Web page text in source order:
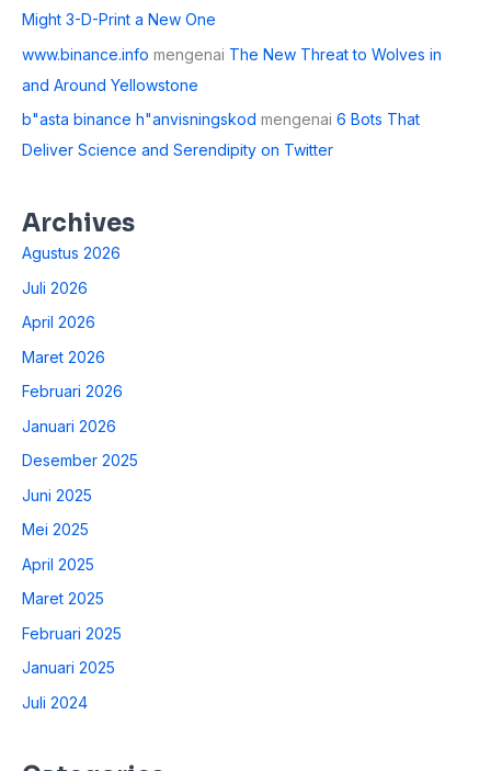
Might 3-D-Print a New One
www.binance.info mengenai The New Threat to Wolves in
and Around Yellowstone
b"asta binance h"anvisningskod mengenai 6 Bots That
Deliver Science and Serendipity on Twitter
Archives
Agustus 2026
Juli 2026
April 2026
Maret 2026
Februari 2026
Januari 2026
Desember 2025
Juni 2025
Mei 2025
April 2025
Maret 2025
Februari 2025
Januari 2025
Juli 2024